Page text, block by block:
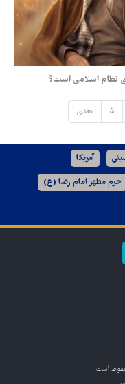
نظام اسلامی است؟
۵ بعدی
آمریکا
حرم مطهر امام رضا (ع)
است.